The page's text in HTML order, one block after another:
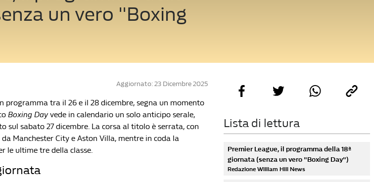
un vero "Boxing
Aggiornato: 23 Dicembre 2025
programma tra il 26 e il 28 dicembre, segna un momento
Boxing Dayvede in calendario un solo anticipo serale,
sul sabato 27 dicembre. La corsa al titolo è serrata, con
Manchester City e Aston Villa, mentre in coda la
le ultime tre della classe.
Lista di lettura
Premier League, il programma della 18ª
giornata (senza un vero "Boxing Day")
Redazione William Hill News